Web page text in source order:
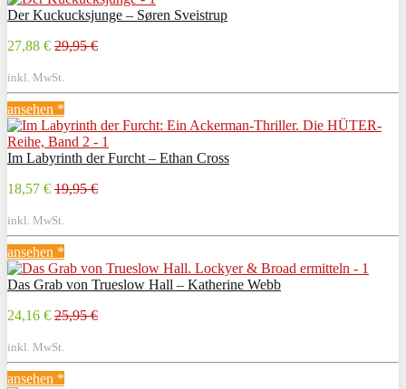
Der Kuckucksjunge – Søren Sveistrup
27,88 € 29,95 €
inkl. MwSt.
ansehen *
Im Labyrinth der Furcht – Ethan Cross
18,57 € 19,95 €
inkl. MwSt.
ansehen *
Das Grab von Trueslow Hall – Katherine Webb
24,16 € 25,95 €
inkl. MwSt.
ansehen *